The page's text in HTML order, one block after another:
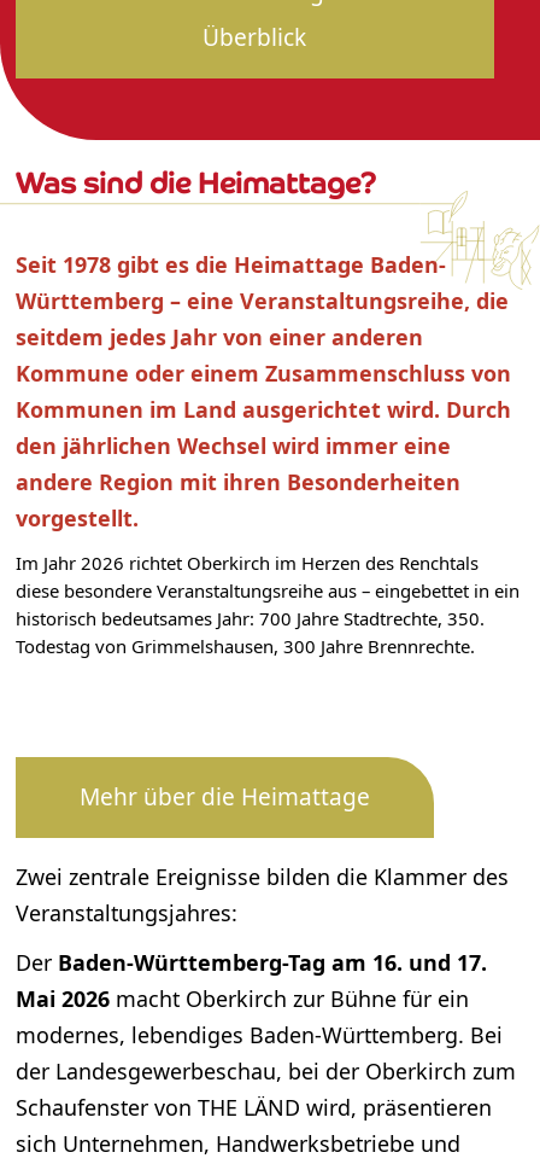
Überblick
Was sind die Heimattage?
Seit 1978 gibt es die Heimattage Baden-
Württemberg – eine Veranstaltungsreihe, die
seitdem jedes Jahr von einer anderen
Kommune oder einem Zusammenschluss von
Kommunen im Land ausgerichtet wird. Durch
den jährlichen Wechsel wird immer eine
andere Region mit ihren Besonderheiten
vorgestellt.
Im Jahr 2026 richtet Oberkirch im Herzen des Renchtals
diese besondere Veranstaltungsreihe aus – eingebettet in ein
historisch bedeutsames Jahr: 700 Jahre Stadtrechte, 350.
Todestag von Grimmelshausen, 300 Jahre Brennrechte.
Mehr über die Heimattage
Zwei zentrale Ereignisse bilden die Klammer des
Veranstaltungsjahres:
Der Baden-Württemberg-Tag am 16. und 17.
Mai 2026 macht Oberkirch zur Bühne für ein
modernes, lebendiges Baden-Württemberg. Bei
der Landesgewerbeschau, bei der Oberkirch zum
Schaufenster von THE LÄND wird, präsentieren
sich Unternehmen, Handwerksbetriebe und